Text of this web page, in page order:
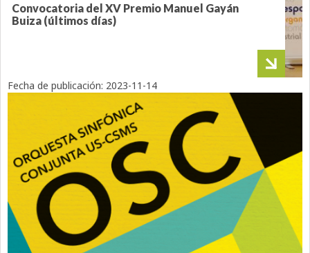
Convocatoria del XV Premio Manuel Gayán
Buiza (últimos días)
Fecha de publicación: 2023-11-14